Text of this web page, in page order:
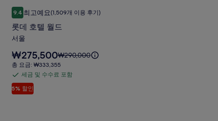
호
텔
서
울
용
산
사
한
자
세
보
를
확
함
롯
데
호
텔
월
드
사
진
9.410점 만점 중 9.4점, 최고예요, (1,509개 이용 후기)
최고예요(1,509개 이용 후기)
롯데 호텔 월드
서울
5% 할인
요
금
은
₩275,500
입
니
₩275,500요
금
은
₩290,000
총
요
금:
₩333,355
총 요금: ₩333,355
세
금
세금 및 수수료 포함
롯데 호텔 월드